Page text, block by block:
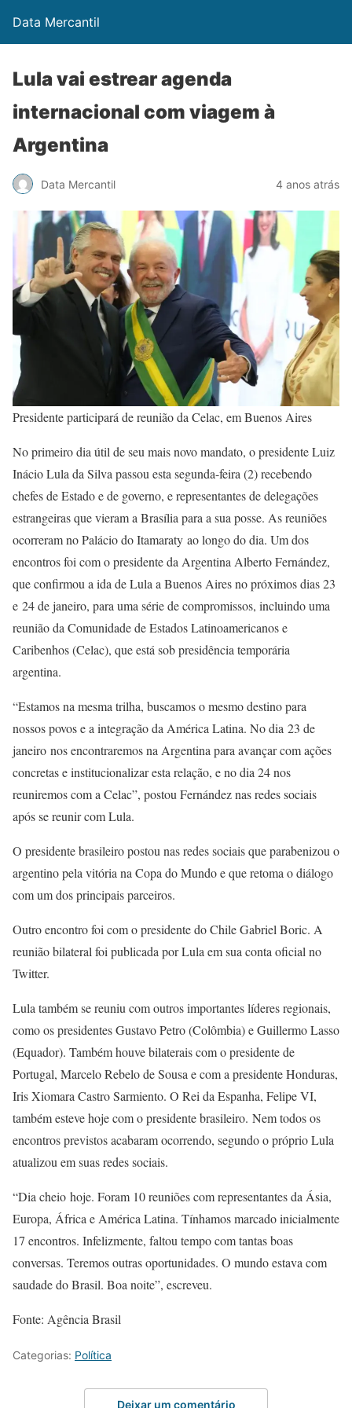
Data Mercantil
Lula vai estrear agenda
internacional com viagem à
Argentina
Data Mercantil 4 anos atrás
Presidente participará de reunião da Celac, em Buenos Aires
No primeiro dia útil de seu mais novo mandato, o presidente Luiz
Inácio Lula da Silva passou esta segunda-feira (2) recebendo
chefes de Estado e de governo, e representantes de delegações
estrangeiras que vieram a Brasília para a sua posse. As reuniões
ocorreram no Palácio do Itamaraty ao longo do dia. Um dos
encontros foi com o presidente da Argentina Alberto Fernández,
que confirmou a ida de Lula a Buenos Aires no próximos dias 23
e 24 de janeiro, para uma série de compromissos, incluindo uma
reunião da Comunidade de Estados Latinoamericanos e
Caribenhos (Celac), que está sob presidência temporária
argentina.
“Estamos na mesma trilha, buscamos o mesmo destino para
nossos povos e a integração da América Latina. No dia 23 de
janeiro nos encontraremos na Argentina para avançar com ações
concretas e institucionalizar esta relação, e no dia 24 nos
reuniremos com a Celac”, postou Fernández nas redes sociais
após se reunir com Lula.
O presidente brasileiro postou nas redes sociais que parabenizou o
argentino pela vitória na Copa do Mundo e que retoma o diálogo
com um dos principais parceiros.
Outro encontro foi com o presidente do Chile Gabriel Boric. A
reunião bilateral foi publicada por Lula em sua conta oficial no
Twitter.
Lula também se reuniu com outros importantes líderes regionais,
como os presidentes Gustavo Petro (Colômbia) e Guillermo Lasso
(Equador). Também houve bilaterais com o presidente de
Portugal, Marcelo Rebelo de Sousa e com a presidente Honduras,
Iris Xiomara Castro Sarmiento. O Rei da Espanha, Felipe VI,
também esteve hoje com o presidente brasileiro. Nem todos os
encontros previstos acabaram ocorrendo, segundo o próprio Lula
atualizou em suas redes sociais.
“Dia cheio hoje. Foram 10 reuniões com representantes da Ásia,
Europa, África e América Latina. Tínhamos marcado inicialmente
17 encontros. Infelizmente, faltou tempo com tantas boas
conversas. Teremos outras oportunidades. O mundo estava com
saudade do Brasil. Boa noite”, escreveu.
Fonte: Agência Brasil
Categorias: Política
Deixar um comentário